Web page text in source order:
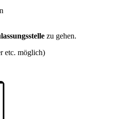
zu gehen.
etc. möglich)